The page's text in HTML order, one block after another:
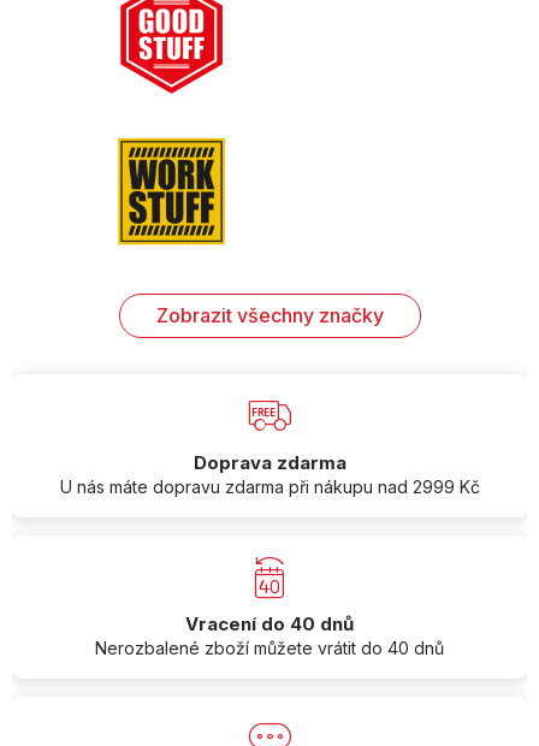
Zobrazit všechny značky
Doprava zdarma
U nás máte dopravu zdarma při nákupu nad 2999 Kč
Vracení do 40 dnů
Nerozbalené zboží můžete vrátit do 40 dnů